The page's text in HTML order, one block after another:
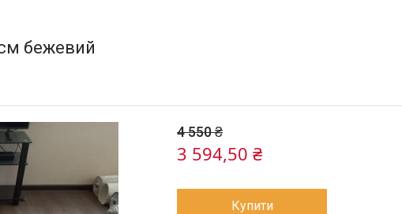
бежевий
4 550 ₴
3 594,50 ₴
Купити